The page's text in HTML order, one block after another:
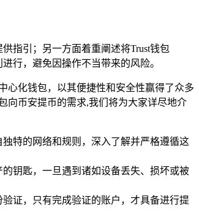
指引；另一方面着重阐述将Trust钱包
行，避免因操作不当带来的风险。
心化钱包，以其便捷性和安全性赢得了众多
向币安提币的需求,我们将为大家详尽地介
特的网络和规则，深入了解并严格遵循这
钥匙，一旦遇到诸如设备丢失、损坏或被
证，只有完成验证的账户，才具备进行提